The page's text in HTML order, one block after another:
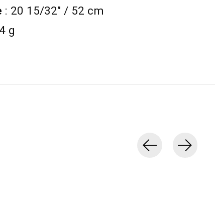
: 20 15/32" / 52 cm
g